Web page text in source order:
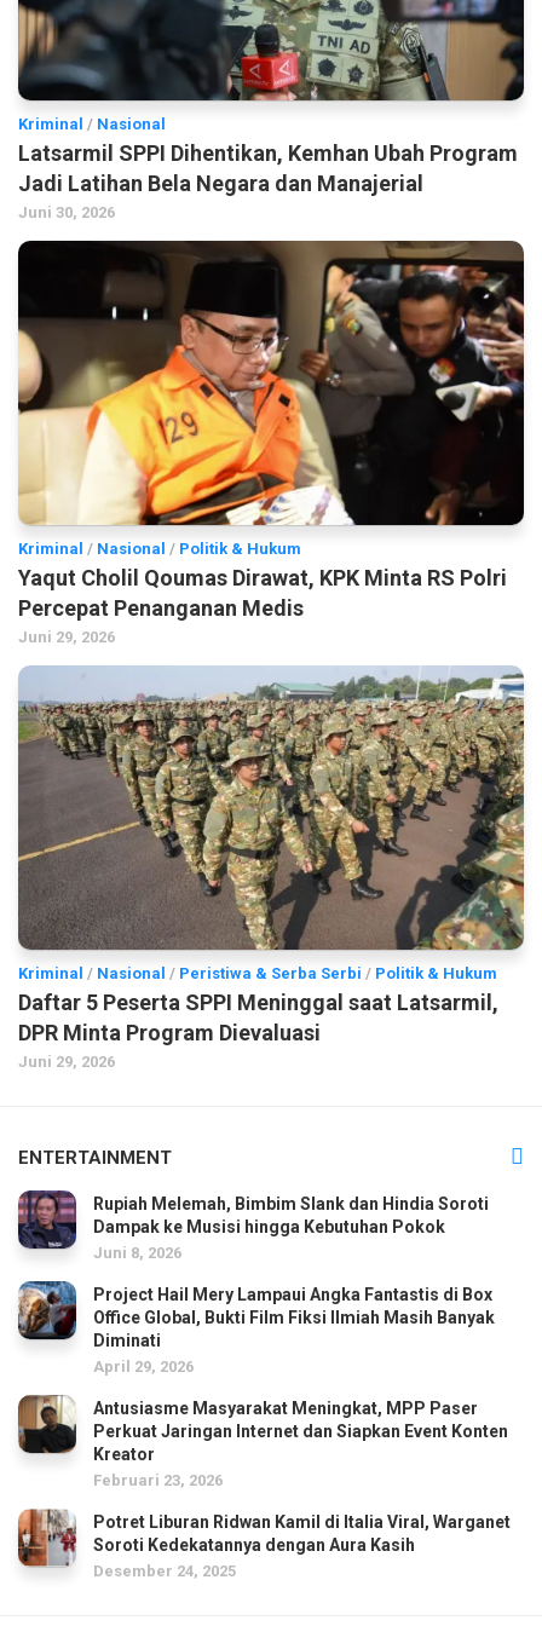
Kriminal / Nasional
Latsarmil SPPI Dihentikan, Kemhan Ubah Program
Jadi Latihan Bela Negara dan Manajerial
Juni 30, 2026
Kriminal / Nasional / Politik & Hukum
Yaqut Cholil Qoumas Dirawat, KPK Minta RS Polri
Percepat Penanganan Medis
Juni 29, 2026
Kriminal / Nasional / Peristiwa & Serba Serbi / Politik & Hukum
Daftar 5 Peserta SPPI Meninggal saat Latsarmil,
DPR Minta Program Dievaluasi
Juni 29, 2026
ENTERTAINMENT
Rupiah Melemah, Bimbim Slank dan Hindia Soroti
Dampak ke Musisi hingga Kebutuhan Pokok
Juni 8, 2026
Project Hail Mery Lampaui Angka Fantastis di Box
Office Global, Bukti Film Fiksi Ilmiah Masih Banyak
Diminati
April 29, 2026
Antusiasme Masyarakat Meningkat, MPP Paser
Perkuat Jaringan Internet dan Siapkan Event Konten
Kreator
Februari 23, 2026
Potret Liburan Ridwan Kamil di Italia Viral, Warganet
Soroti Kedekatannya dengan Aura Kasih
Desember 24, 2025